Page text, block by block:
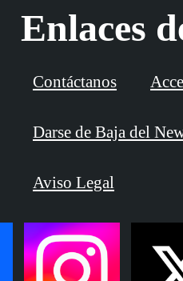
Enlaces
Contáctanos
Darse de Baja del
Aviso Legal